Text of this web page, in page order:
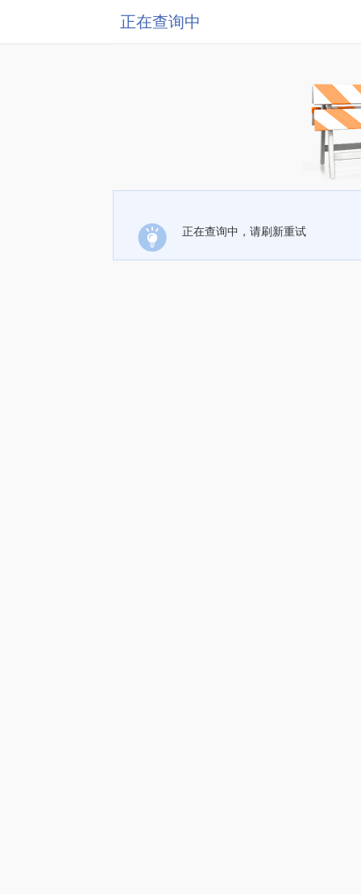
正在查询中
正在查询中，请刷新重试